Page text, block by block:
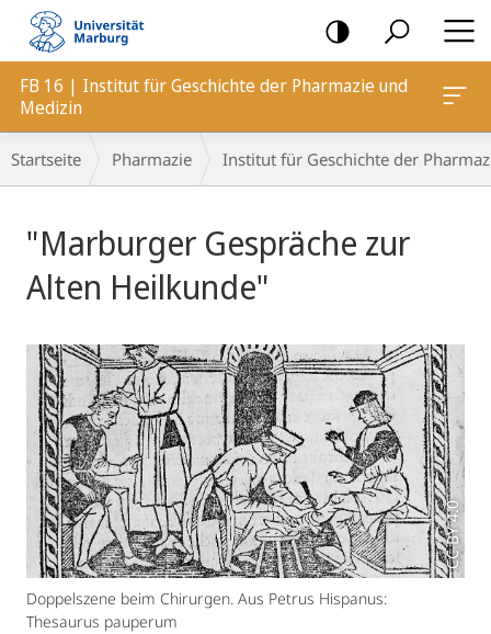
Mobile-
Navigation
FB 16 | Institut für Geschichte der Pharmazie und
Medizin
Breadcrumb-
Navigation
Startseite Pharmazie Institut für Geschichte der
"Marburger Gespräche zur
Alten Heilkunde"
CC BY 4.0
Doppelszene beim Chirurgen. Aus Petrus Hispanus:
Thesaurus pauperum